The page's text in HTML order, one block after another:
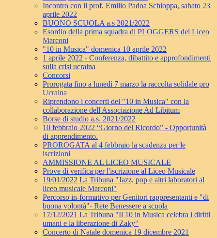
Incontro con il prof. Emilio Padoa Schioppa, sabato 23
aprile 2022
BUONO SCUOLA a.s 2021/2022
Esordio della prima squadra di PLOGGERS del Liceo
Marconi
"10 in Musica" domenica 10 aprile 2022
1 aprile 2022 - Conferenza, dibattito e approfondimenti
sulla crisi ucraina
Concorsi
Prorogata fino a lunedì 7 marzo la raccolta solidale pro
Ucraina
Riprendono i concerti del "10 in Musica" con la
collaborazione dell'Associazione Ad Libitum
Borse di studio a.s. 2021/2022
10 febbraio 2022 “Giorno del Ricordo” - Opportunità
di apprendimento.
PROROGATA al 4 febbraio la scadenza per le
iscrizioni
AMMISSIONE AL LICEO MUSICALE
Prove di verifica per l'iscrizione al Liceo Musicale
19/01/2022 La Tribuna "Jazz, pop e altri laboratori al
liceo musicale Marconi"
Percorso in-formativo per Genitori rappresentanti e "di
buona volontà"- Rete Benessere a scuola
17/12/2021 La Tribuna "Il 10 in Musica celebra i diritti
umani e la liberazione di Zaky"
Concerto di Natale domenica 19 dicembre 2021